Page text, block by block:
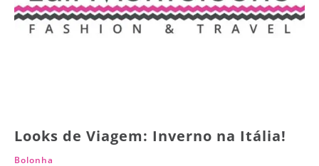
Looks de Viagem: Inverno na Itália!
Bolonha